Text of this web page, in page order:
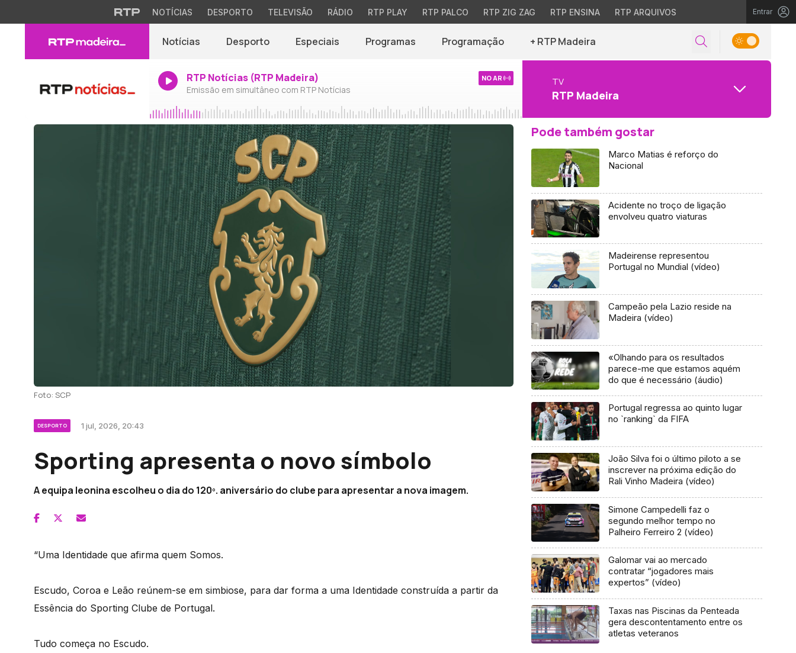
NOTÍCIAS DESPORTO TELEVISÃO RÁDIO RTP PLAY RTP PALCO RTP ZIG ZAG RTP ENSINA RTP ARQUIVOS Entrar
Notícias Desporto Especiais Programas Programação + RTP Madeira
RTP Notícias (RTP Madeira)
Emissão em simultâneo com RTP Notícias
NO AR TV
RTP Madeira
Foto: SCP
DESPORTO 1 jul, 2026, 20:43
Sporting apresenta o novo símbolo
A equipa leonina escolheu o dia do 120º. aniversário do clube para apresentar a nova imagem.
“Uma Identidade que afirma quem Somos.
Escudo, Coroa e Leão reúnem-se em simbiose, para dar forma a uma Identidade construída a partir da
Essência do Sporting Clube de Portugal.
Tudo começa no Escudo.
Pode também gostar
Marco Matias é reforço do
Nacional
Acidente no troço de ligação
envolveu quatro viaturas
Madeirense representou
Portugal no Mundial (vídeo)
Campeão pela Lazio reside na
Madeira (vídeo)
«Olhando para os resultados
parece-me que estamos aquém
do que é necessário (áudio)
Portugal regressa ao quinto lugar
no `ranking` da FIFA
João Silva foi o último piloto a se
inscrever na próxima edição do
Rali Vinho Madeira (vídeo)
Simone Campedelli faz o
segundo melhor tempo no
Palheiro Ferreiro 2 (vídeo)
Galomar vai ao mercado
contratar “jogadores mais
expertos” (vídeo)
Taxas nas Piscinas da Penteada
gera descontentamento entre os
atletas veteranos